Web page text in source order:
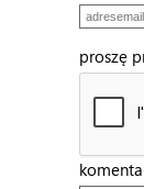
proszę